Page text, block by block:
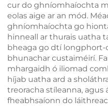
cur do ghníomhaíochta
eolas aige ar an mód.
ghníomhaíochta go
hinneall ar thurais uatha
bheaga go dtí longphort-
bhunachar custaiméirí.
mhargaidh ó iliomad
híjab uatha ard a
treoracha stíleanna, agus
fheabhsaíonn do